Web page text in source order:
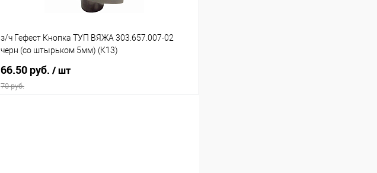
з/ч Гефест Кнопка ТУП ВЯЖА 303.657.007-02
черн (со штырьком 5мм) (К13)
66.50 руб. / шт
70 руб.